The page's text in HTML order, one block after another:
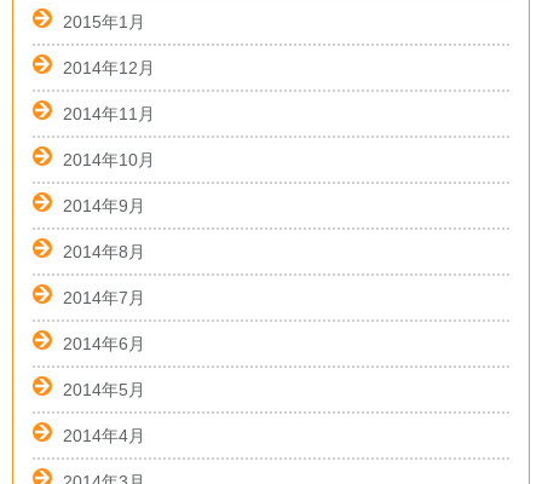
2015年1月
2014年12月
2014年11月
2014年10月
2014年9月
2014年8月
2014年7月
2014年6月
2014年5月
2014年4月